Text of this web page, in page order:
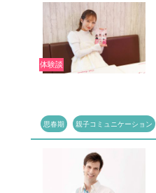
体験談
思春期 親子コミュニケーション